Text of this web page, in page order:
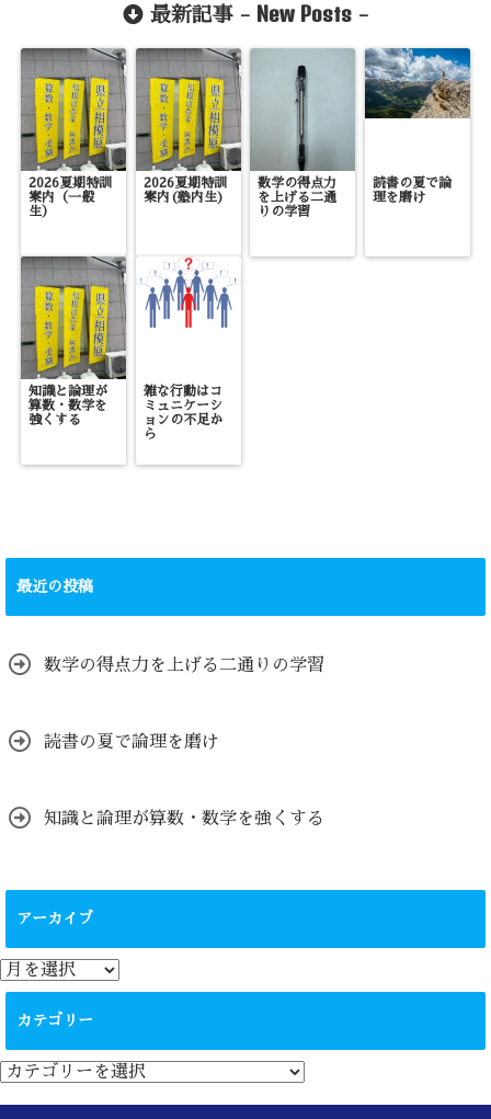
最新記事 - New Posts -
2026夏期特訓
案内（一般
生）
2026夏期特訓
案内(塾内生)
数学の得点力
を上げる二通
りの学習
読書の夏で論
理を磨け
知識と論理が
算数・数学を
強くする
雑な行動はコ
ミュニケーシ
ョンの不足か
ら
最近の投稿
数学の得点力を上げる二通りの学習
読書の夏で論理を磨け
知識と論理が算数・数学を強くする
アーカイブ
ア
ー
カテゴリー
カ
テ
ゴ